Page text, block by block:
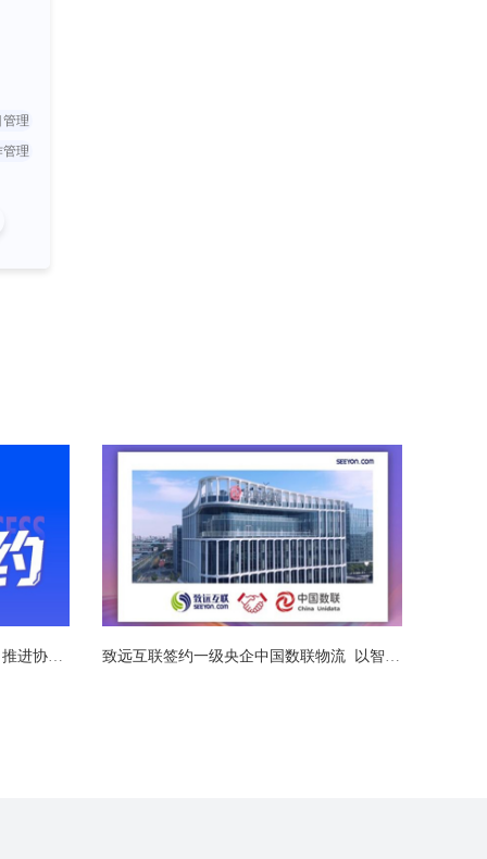
理
理
致远互联再度签约北京广播电视台 推进协同办公系统信创适配 致远互联签约一级央企中国数联物流  以智能运营赋能央企数智升级